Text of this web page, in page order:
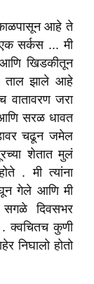
आहे ते
सर्कस ... मी
आणि खिडकीतून
ताल झाले आहे
वातावरण जरा
सरळ धावत
चढून जमेल
शेतात मुलं
. मी त्यांना
गेले आणि मी
दिवसभर
क्वचितच कुणी
निघालो होतो